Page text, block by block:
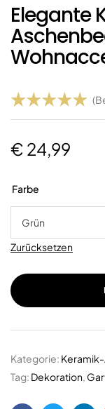
Elegante
Bewertet
mit 5.00
von 5,
auf
2
Kundenbe
wertunge
n
€ 24,99
Farbe
Zurücksetzen
Kategorie:
Tag: Dekoration,